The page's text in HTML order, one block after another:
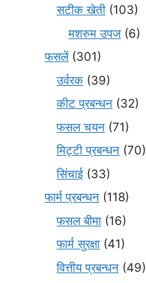
सटीक खेती (103)
मशरुम उपज (6)
फसलें(301)
उर्वरक (39)
कीट प्रबन्धन (32)
फसल चयन (71)
मि‌ट्टी प्रबन्धन (70)
सिंचाई (33)
फार्म प्रबन्धन (118)
फसल बीमा (16)
फार्म सुरक्षा (41)
वित्तीय प्रबन्धन (49)